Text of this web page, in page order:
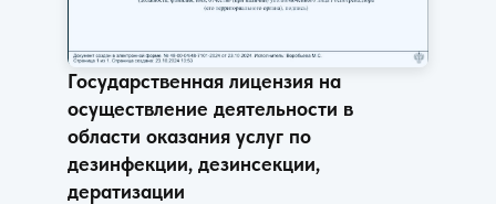
Государственная лицензия на
осуществление деятельности в
области оказания услуг по
дезинфекции, дезинсекции,
дератизации